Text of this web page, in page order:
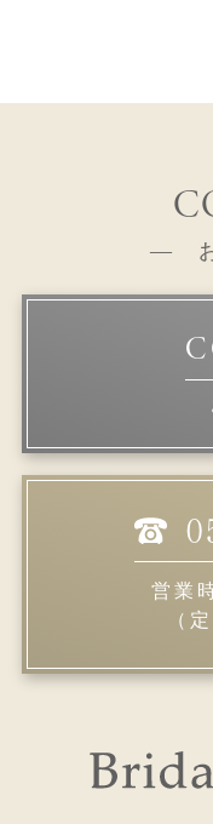
営業
（